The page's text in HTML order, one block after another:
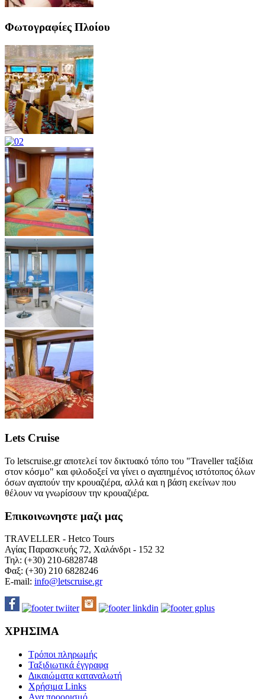
Φωτογραφίες Πλοίου
Lets Cruise
Το letscruise.gr αποτελεί τον δικτυακό τόπο του "Traveller ταξίδια
στον κόσμο" και φιλοδοξεί να γίνει ο αγαπημένος ιστότοπος όλων
όσων αγαπούν την κρουαζιέρα, αλλά και η βάση εκείνων που
θέλουν να γνωρίσουν την κρουαζιέρα.
Επικοινωνηστε μαζι μας
TRAVELLER - Hetco Tours
Αγίας Παρασκευής 72, Χαλάνδρι - 152 32
Τηλ: (+30) 210-6828748
Φαξ: (+30) 210 6828246
E-mail: info@letscruise.gr
ΧΡΗΣΙΜΑ
Τρόποι πληρωμής
Ταξιδιωτικά έγγραφα
Δικαιώματα καταναλωτή
Χρήσιμα Links
Ανα προορισμό